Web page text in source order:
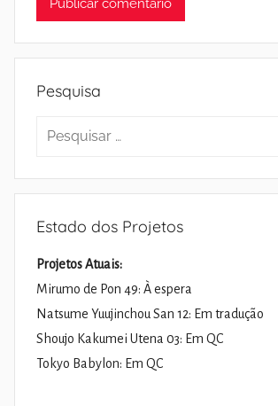
Pesquisa
Pesquisar
Estado dos Projetos
Projetos Atuais:
Mirumo de Pon 49: À espera
Natsume Yuujinchou San 12: Em tradução
Shoujo Kakumei Utena 03: Em QC
Tokyo Babylon: Em QC